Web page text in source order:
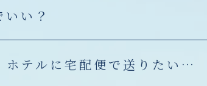
い？
ホテルに宅配便で送りたい…